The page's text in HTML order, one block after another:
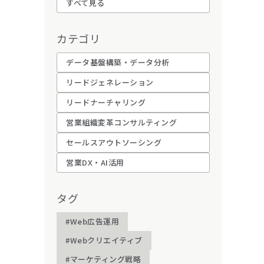
すべて見る
カテゴリ
データ基盤構築・データ分析
リードジェネレーション
リードナーチャリング
営業組織変革コンサルティング
セールスアウトソーシング
営業DX・AI活用
タグ
#Web広告運用
#Webクリエイティブ
#マーケティング戦略